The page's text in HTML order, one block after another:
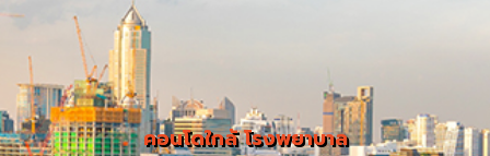
คอนโดใกล้ โรงพยาบาล